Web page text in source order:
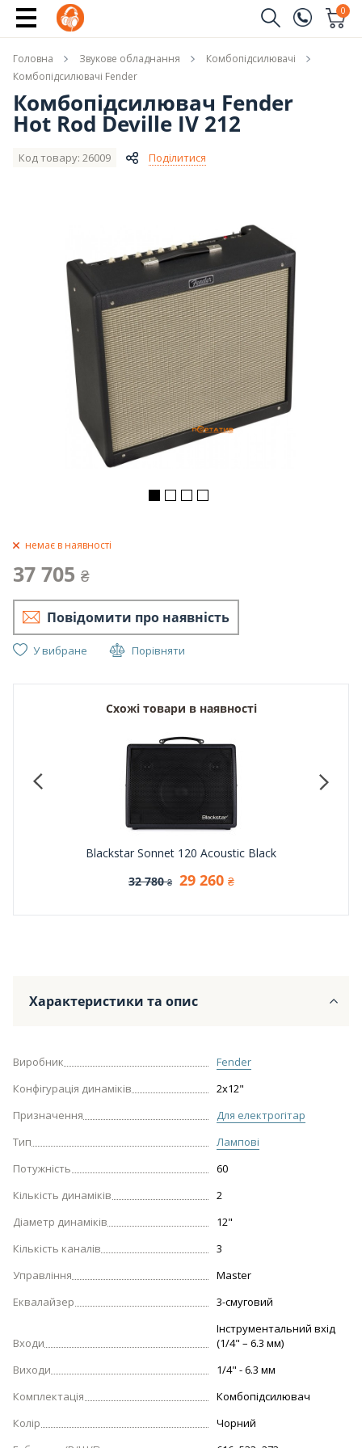
(096)
(044)
0
Ім'я
Телефон
Головна Звукове обладнання
Комбопідсилювачі
Комбопідсилювачі Fender
Комбопідсилювач Fender
Hot Rod Deville IV 212
Код товару: 26009 Поділитися
немає в наявності
37 705 ₴
Повідомити про наявність
У вибране Порівняти
Схожі товари в наявності
Blackstar Sonnet 120 Acoustic Black
32 780 ₴ 29 260 ₴
Характеристики та опис
Виробник
Fender
Конфігурація динаміків
2х12"
Призначення
Для електрогітар
Тип
Лампові
Потужність
60
Кількість динаміків
2
Діаметр динаміків
12"
Кількість каналів
3
Управління
Master
Еквалайзер
3-смуговий
Входи
Інструментальний вхід
(1/4" – 6.3 мм)
Виходи
1/4" - 6.3 мм
Комплектація
Комбопідсилювач
Колір
Чорний
Повідомити про наявність